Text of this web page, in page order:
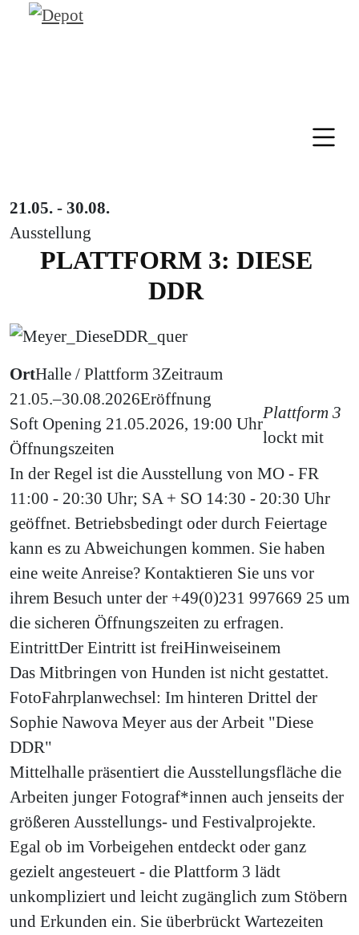
21.05. - 30.08.
Ausstellung
PLATTFORM 3: DIESE
DDR
OrtHalle / Plattform 3Zeitraum
21.05.–30.08.2026Eröffnung
Soft Opening 21.05.2026, 19:00 Uhr
Öffnungszeiten
In der Regel ist die Ausstellung von MO - FR
11:00 - 20:30 Uhr; SA + SO 14:30 - 20:30 Uhr
geöffnet. Betriebsbedingt oder durch Feiertage
kann es zu Abweichungen kommen. Sie haben
eine weite Anreise? Kontaktieren Sie uns vor
ihrem Besuch unter der +49(0)231 997669 25 um
die sicheren Öffnungszeiten zu erfragen.
EintrittDer Eintritt ist freiHinweis
Das Mitbringen von Hunden ist nicht gestattet.
Foto
Sophie Nawova Meyer aus der Arbeit "Diese
DDR"
Plattform 3
lockt mit
einem
Fahrplanwechsel: Im hinteren Drittel der
Mittelhalle präsentiert die Ausstellungsfläche die
Arbeiten junger Fotograf*innen auch jenseits der
größeren Ausstellungs- und Festivalprojekte.
Egal ob im Vorbeigehen entdeckt oder ganz
gezielt angesteuert - die Plattform 3 lädt
unkompliziert und leicht zugänglich zum Stöbern
und Erkunden ein. Sie überbrückt Wartezeiten